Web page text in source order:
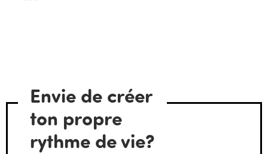
Envie de créer
ton propre
rythme de vie?